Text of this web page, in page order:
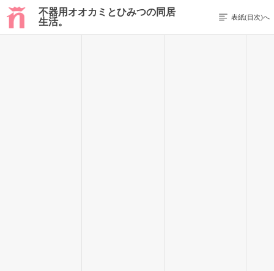
不器用オオカミとひみつの同居
生活。
表紙(目次)へ